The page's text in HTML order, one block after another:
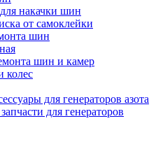
накачки шин
от самоклейки
шин
шин и камер
колес
для генераторов азота
для генераторов